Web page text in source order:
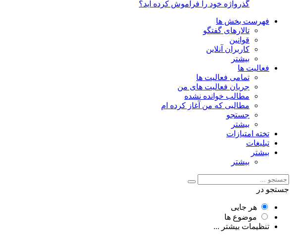
گذرواژه خود را فراموش کرده اید؟
فهرست بخش ها
تالارهای گفتگو
قوانین
کاربران آنلاین
بیشتر
فعالیت ها
تمامی فعالیت ها
جریان فعالیت های من
مطالب خوانده نشده
مطالبی که من آغاز کرده ام
جستجو
بیشتر
تخته امتیازات
تبلیغات
بیشتر
بیشتر
جستجو در
هر جایی
موضوع ها
تنظیمات بیشتر ...